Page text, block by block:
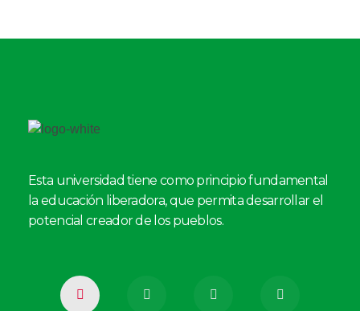
Esta universidad tiene como principio fundamental
la educación liberadora, que permita desarrollar el
potencial creador de los pueblos.